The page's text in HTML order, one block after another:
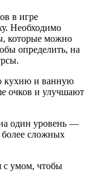
в игре
Необходимо
которые можно
определить, на
кухню и ванную
очков и улучшают
один уровень —
сложных
с умом, чтобы